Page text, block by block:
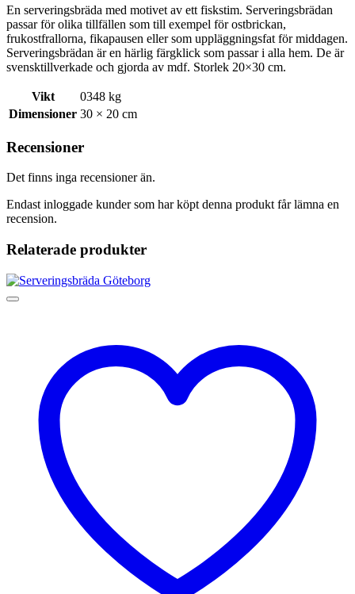
En serveringsbräda med motivet av ett fiskstim. Serveringsbrädan
passar för olika tillfällen som till exempel för ostbrickan,
frukostfrallorna, fikapausen eller som uppläggningsfat för middagen.
Serveringsbrädan är en härlig färgklick som passar i alla hem. De är
svensktillverkade och gjorda av mdf. Storlek 20×30 cm.
Vikt
0348 kg
Dimensioner 30 × 20 cm
Recensioner
Det finns inga recensioner än.
Endast inloggade kunder som har köpt denna produkt får lämna en
recension.
Relaterade produkter